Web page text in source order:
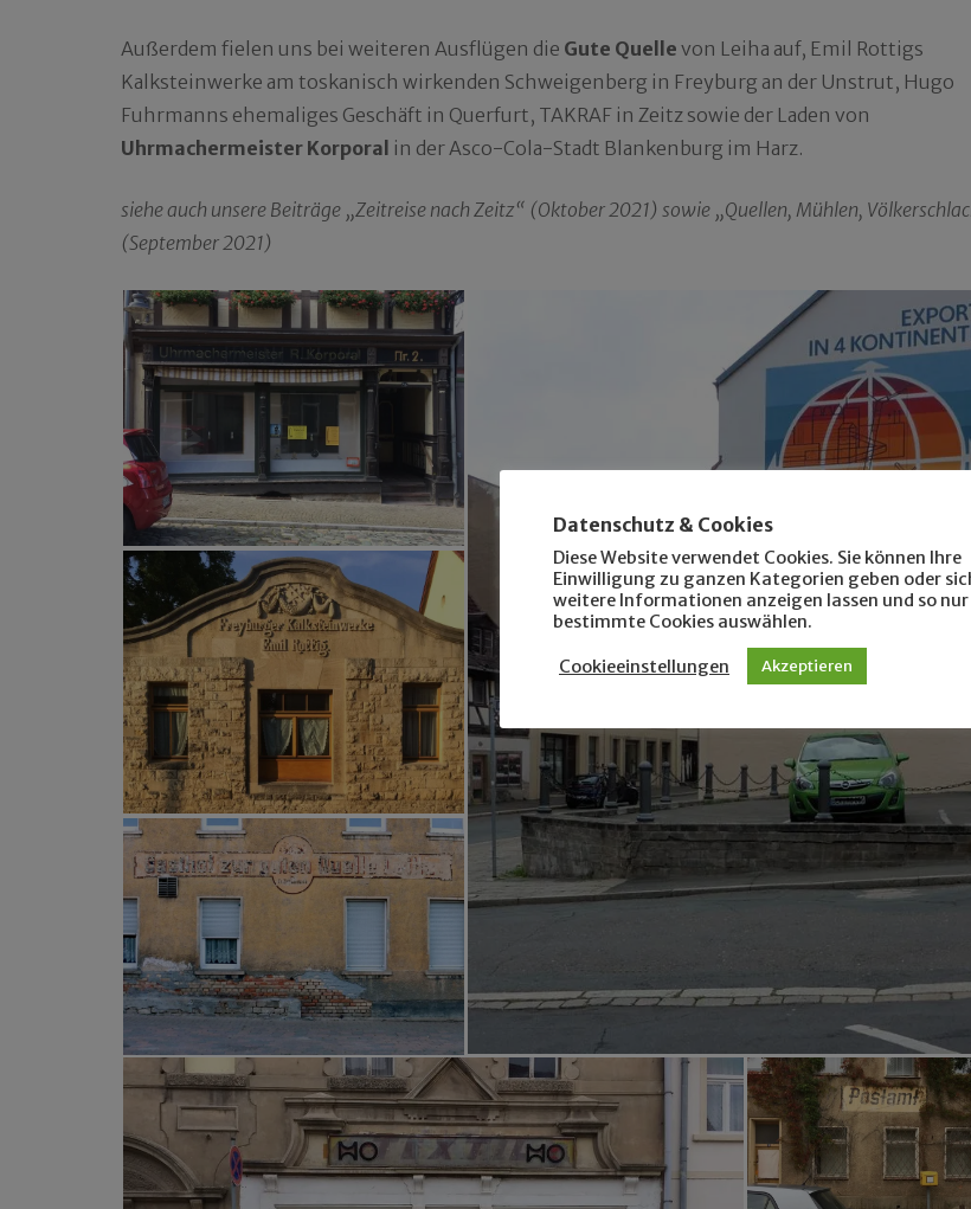
Außerdem fielen uns bei weiteren Ausflügen die Gute Quelle von Leiha auf, Emil Rottigs
Kalksteinwerke am toskanisch wirkenden Schweigenberg in Freyburg an der Unstrut, Hugo
Fuhrmanns ehemaliges Geschäft in Querfurt, TAKRAF in Zeitz sowie der Laden von
Uhrmachermeister Korporal in der Asco-Cola-Stadt Blankenburg im Harz.
siehe auch unsere Beiträge „Zeitreise nach Zeitz“ (Oktober 2021) sowie „Quellen, Mühlen,
(September 2021)
Datenschutz & Cookies
Diese Website verwendet Cookies. Sie können Ihre
Einwilligung zu ganzen Kategorien geben oder
weitere Informationen anzeigen lassen und so nur
bestimmte Cookies auswählen.
Cookieeinstellungen Akzeptieren